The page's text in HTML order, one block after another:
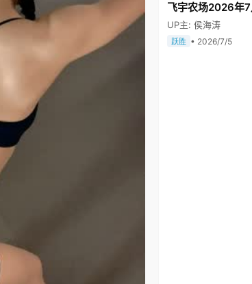
飞宇农场2026年7
UP主: 侯海涛
跃胜 • 2026/7/5